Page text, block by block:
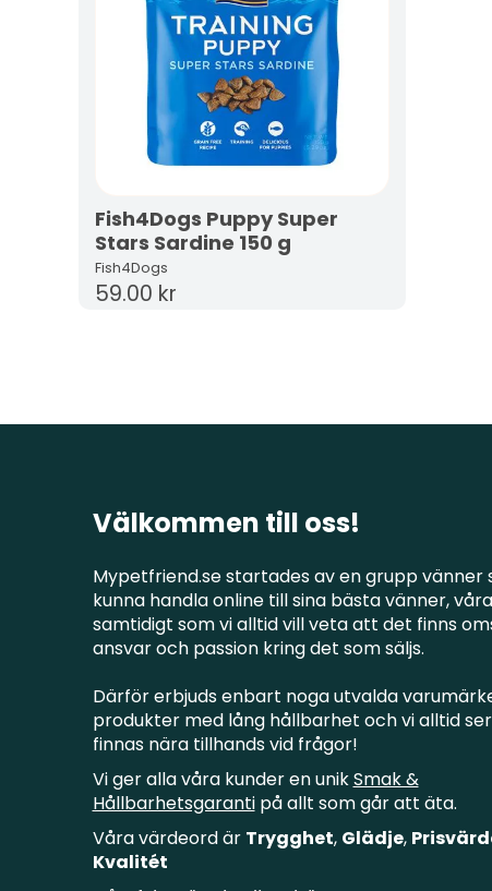
Fish4Dogs Puppy Super
Stars Sardine 150 g
Fish4Dogs
59.00 kr
Välkommen till oss!
Mypetfriend.se startades av en grupp vänner
kunna handla online till sina bästa vänner,
samtidigt som vi alltid vill veta att det finns
ansvar och passion kring det som säljs.
Därför erbjuds enbart noga utvalda
produkter med lång hållbarhet och vi alltid
finnas nära tillhands vid frågor!
Vi ger alla våra kunder en unikSmak &
Hållbarhetsgarantipå allt som går att äta.
Våra värdeord är Trygghet, Glädje,
Kvalitét